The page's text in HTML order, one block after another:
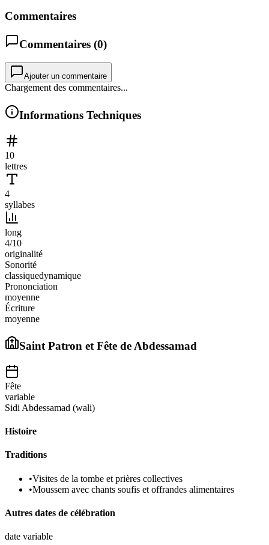
Commentaires
Commentaires (0)
Ajouter un commentaire
Chargement des commentaires...
Informations Techniques
10
lettres
4
syllabes
long
4/10
originalité
Sonorité
classiquedynamique
Prononciation
moyenne
Écriture
moyenne
Saint Patron et Fête deAbdessamad
Fête
variable
Sidi Abdessamad (wali)
Histoire
Traditions
•Visites de la tombe et prières collectives
•Moussem avec chants soufis et offrandes alimentaires
Autres dates de célébration
date variable